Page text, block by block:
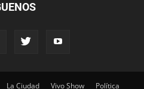
La Ciudad Vivo Show Política